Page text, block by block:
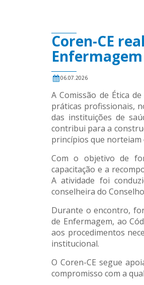
Coren-CE
06.07.2026
A Comissão de Ética
práticas profissionais,
das instituições de
contribui para a
princípios que norteiam
Com o objetivo de
capacitação e a
A atividade foi
conselheira do
Durante o encontro,
de Enfermagem, ao
aos procedimentos
institucional.
O Coren-CE segue
compromisso com a